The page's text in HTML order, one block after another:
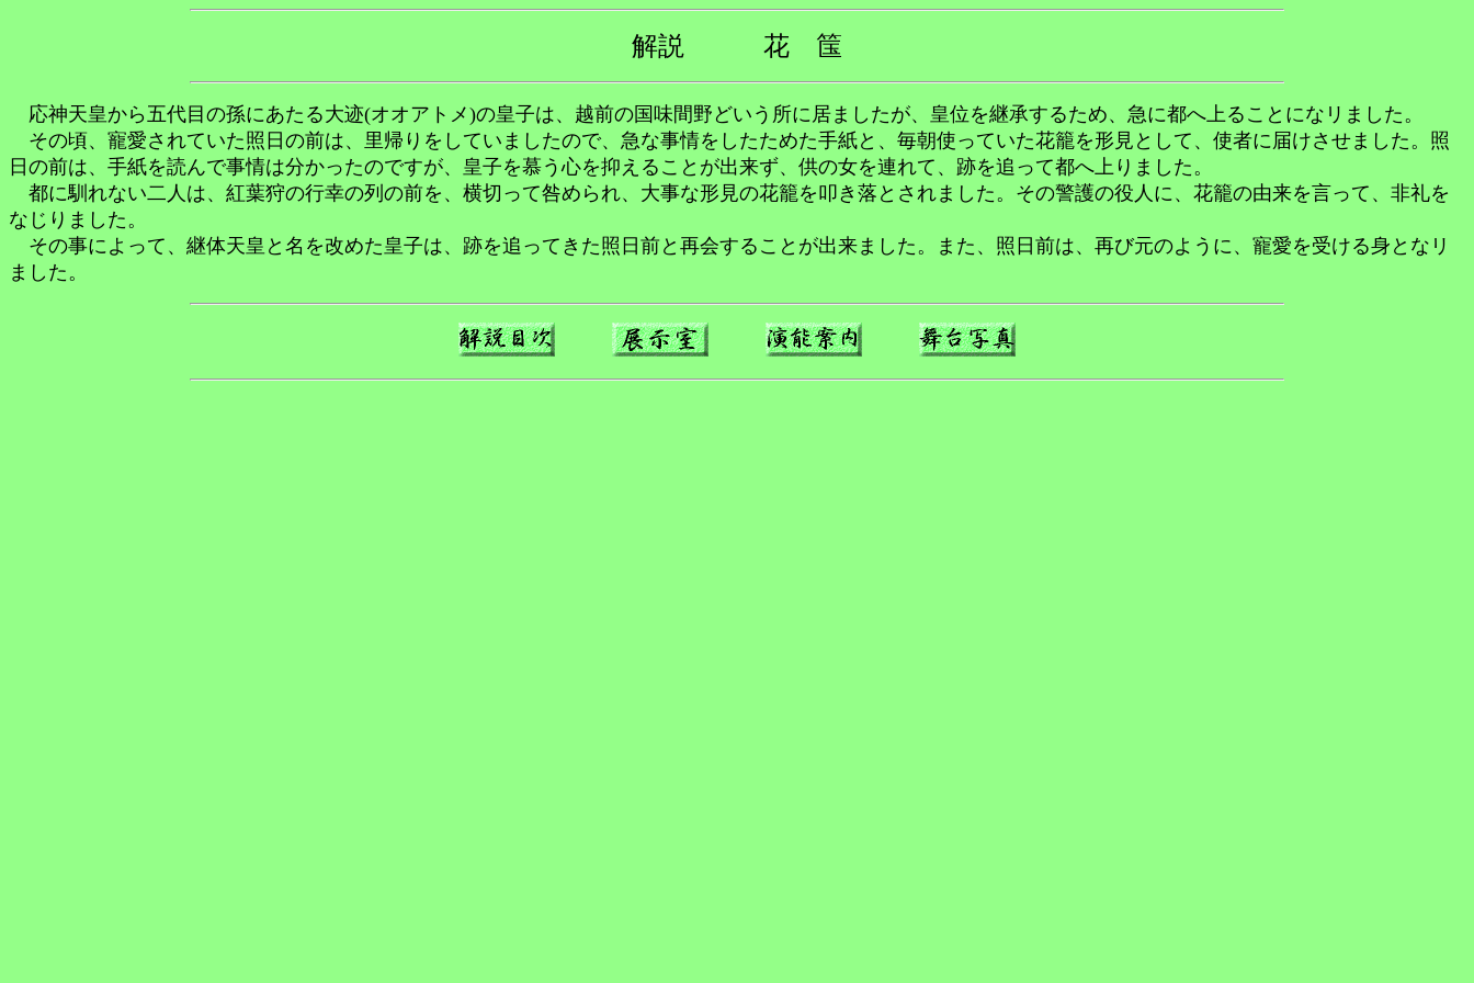
解説 花 筺
応神天皇から五代目の孫にあたる大迹(オオアトメ)の皇子は、越前の国味間野どいう所に居ましたが、皇位を継承するため、急に都へ上ることになリました。
その頃、寵愛されていた照日の前は、里帰りをしていましたので、急な事情をしたためた手紙と、毎朝使っていた花籠を形見として、使者に届けさせました。照
日の前は、手紙を読んで事情は分かったのですが、皇子を慕う心を抑えることが出来ず、供の女を連れて、跡を追って都へ上りました。
都に馴れない二人は、紅葉狩の行幸の列の前を、横切って咎められ、大事な形見の花籠を叩き落とされました。その警護の役人に、花籠の由来を言って、非礼を
なじりました。
その事によって、継体天皇と名を改めた皇子は、跡を追ってきた照日前と再会することが出来ました。また、照日前は、再び元のように、寵愛を受ける身となリ
ました。